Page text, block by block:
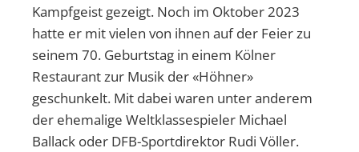
Kampfgeist gezeigt. Noch im Oktober 2023
hatte er mit vielen von ihnen auf der Feier zu
seinem 70. Geburtstag in einem Kölner
Restaurant zur Musik der «Höhner»
geschunkelt. Mit dabei waren unter anderem
der ehemalige Weltklassespieler Michael
Ballack oder DFB-Sportdirektor Rudi Völler.